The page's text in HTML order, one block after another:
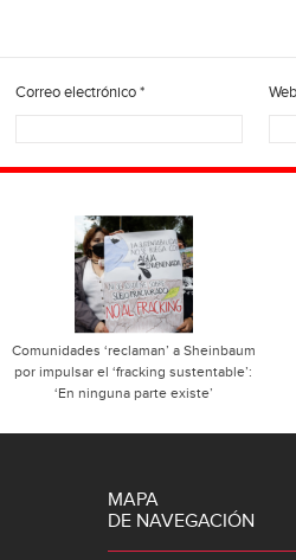
Correo electrónico* Web
Comunidades ‘reclaman’ a Sheinbaum
por impulsar el ‘fracking sustentable’:
‘En ninguna parte existe’
MAPA
DE NAVEGACIÓN